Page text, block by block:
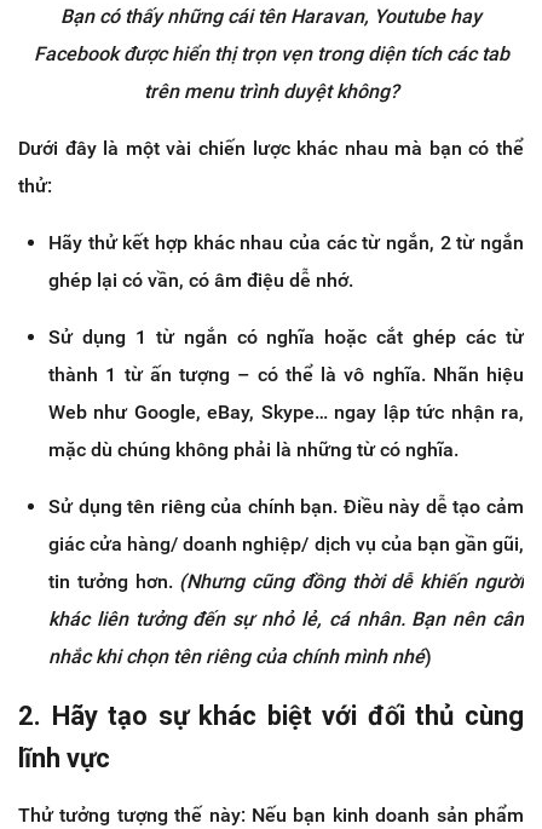
Bạn có thấy những cái tên Haravan, Youtube hay
Facebook được hiển thị trọn vẹn trong diện tích các tab
trên menu trình duyệt không?
Dưới đây là một vài chiến lược khác nhau mà bạn có thể
thử:
Hãy thử kết hợp khác nhau của các từ ngắn, 2 từ ngắn
ghép lại có vần, có âm điệu dễ nhớ.
Sử dụng 1 từ ngắn có nghĩa hoặc cắt ghép các từ
thành 1 từ ấn tượng – có thể là vô nghĩa. Nhãn hiệu
Web như Google, eBay, Skype… ngay lập tức nhận ra,
mặc dù chúng không phải là những từ có nghĩa.
Sử dụng tên riêng của chính bạn. Điều này dễ tạo cảm
giác cửa hàng/ doanh nghiệp/ dịch vụ của bạn gần gũi,
tin tưởng hơn. (Nhưng cũng đồng thời dễ khiến người
khác liên tưởng đến sự nhỏ lẻ, cá nhân. Bạn nên cân
nhắc khi chọn tên riêng của chính mình nhé)
2. Hãy tạo sự khác biệt với đối thủ cùng
lĩnh vực
Thử tưởng tượng thế này: Nếu bạn kinh doanh sản phẩm